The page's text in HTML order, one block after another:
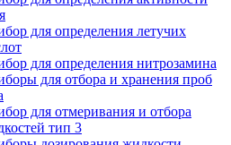
для определения летучих
для определения нитрозамина
для отбора и хранения проб
для отмеривания и отбора
тип 3